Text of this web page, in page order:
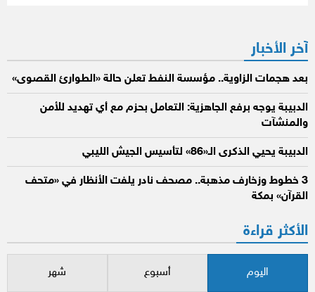
آخر الأخبار
بعد هجمات الزاوية.. مؤسسة النفط تعلن حالة «الطوارئ القصوى»
الدبيبة يوجه برفع الجاهزية: التعامل بحزم مع أي تهديد للأمن
والمنشآت
الدبيبة يحيي الذكرى الـ«86» لتأسيس الجيش الليبي
3 خطوط وزخارف مذهبة.. مصحف نادر يلفت الأنظار في «متحف
القرآن» بمكة
الأكثر قراءة
اليوم أسبوع شهر